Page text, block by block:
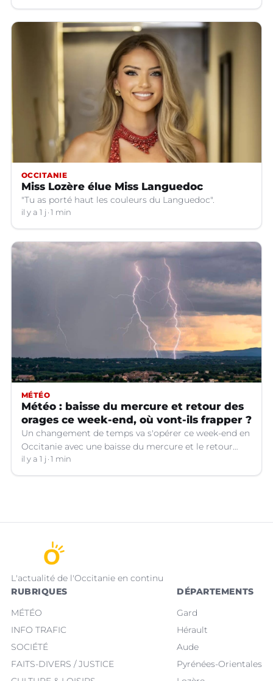
OCCITANIE
Miss Lozère élue Miss Languedoc
"Tu as porté haut les couleurs du Languedoc".
il y a 1 j 1 min
MÉTÉO
Météo : baisse du mercure et retour des
orages ce week-end, où vont-ils frapper ?
Un changement de temps va s'opérer ce week-end en
Occitanie avec une baisse du mercure et le retour
d'orages dans certains départements.
il y a 1 j 1 min
L'actualité de l'Occitanie en continu
RUBRIQUES
MÉTÉO
INFO TRAFIC
SOCIÉTÉ
FAITS-DIVERS / JUSTICE
DÉPARTEMENTS
Gard
Hérault
Aude
Pyrénées-Orientales